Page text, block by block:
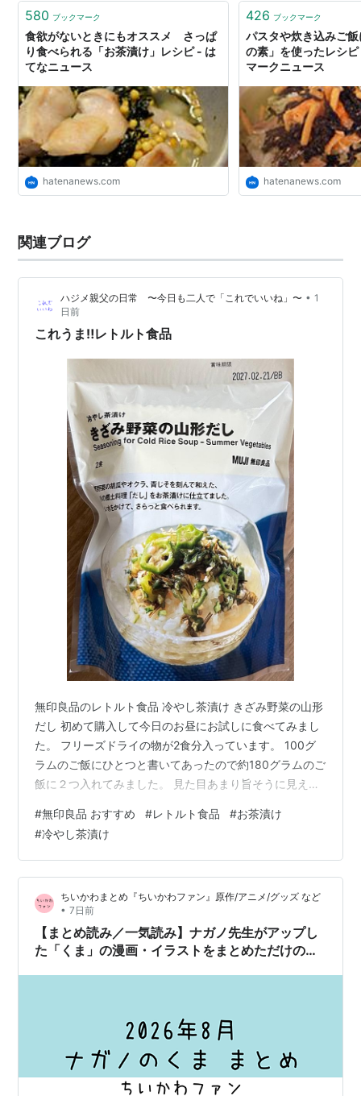
580 ブックマーク
食欲がないときにもオススメ さっぱ
り食べられる「お茶漬け」レシピ - は
てなニュース
hatenanews.com
426 ブックマーク
パスタや炊き込みご
の素」を使ったレシ
マークニュース
hatenanews.com
関連ブログ
ハジメ親父の日常 〜今日も二人で「これでいいね」〜 • 1
日前
これうま‼️レトルト食品
無印良品のレトルト食品 冷やし茶漬け きざみ野菜の山形
だし 初めて購入して今日のお昼にお試しに食べてみまし
た。 フリーズドライの物が2食分入っています。 100グ
ラムのご飯にひとつと書いてあったので約180グラムのご
飯に２つ入れてみました。 見た目あまり旨そうに見えま
ねと言っていました。 思つたより味が濃いので180グラ
ムのご飯にひとつでも良いかも〜 ご飯が進みます〜 思わ
ずゆーちゃんとふたりのご飯を足して食べてしまいまし
た。 普通のお茶漬けの様にお湯とかお茶でも美味しいか
もとふたりで話してました。 www.muji.com
#無印良品 おすすめ #レトルト食品 #お茶漬け
#冷やし茶漬け
ちいかわまとめ『ちいかわファン』原作/アニメ/グッズ など
• 7日前
【まとめ読み／一気読み】ナガノ先生がアップし
た「くま」の漫画・イラストをまとめただけのペ